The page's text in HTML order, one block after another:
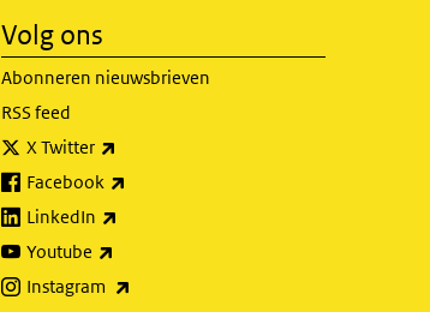
Volg ons
Abonneren nieuwsbrieven
RSS feed
X Twitter
Facebook
LinkedIn
Youtube
Instagram